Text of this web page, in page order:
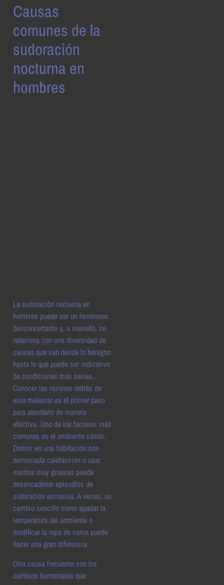
Causas
comunes de la
sudoración
nocturna en
hombres
La sudoración nocturna en
hombres puede ser un fenómeno
desconcertante y, a menudo, se
relaciona con una diversidad de
causas que van desde lo benigno
hasta lo que puede ser indicativo
de condiciones más serias.
Conocer las razones detrás de
este malestar es el primer paso
para abordarlo de manera
efectiva. Uno de los factores más
comunes es el ambiente cálido.
Dormir en una habitación con
demasiada calefacción o usar
mantas muy gruesas puede
desencadenar episodios de
sudoración excesiva. A veces, un
cambio sencillo como ajustar la
temperatura del ambiente o
modificar la ropa de cama puede
hacer una gran diferencia.
Otra causa frecuente son los
cambios hormonales que